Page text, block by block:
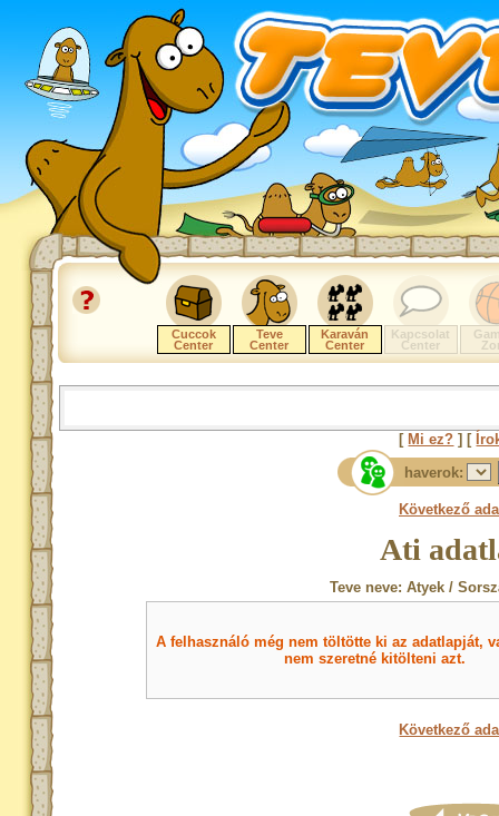
Cuccok
Center
Teve
Center
Karaván
Center
Kapcsolat
Center
[ Mi ez? ] [
haverok:
Következő
Ati
Teve neve: Atyek /
A felhasználó még nem töltötte ki az adatlapját,
nem szeretné kitölteni azt.
Következő